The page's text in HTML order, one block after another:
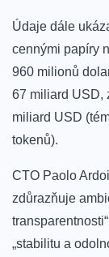
Údaje dále
cennými papíry
960 milionů
67 miliard USD,
miliard USD
tokenů).
CTO Paolo
zdůrazňuje
„stabilitu a